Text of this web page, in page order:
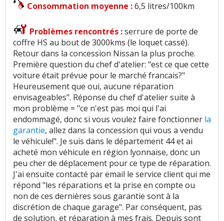
Consommation moyenne :6,5 litres/100km
Problèmes rencontrés :serrure de porte de
coffre HS au bout de 3000kms (le loquet cassé).
Retour dans la concession Nissan la plus proche.
Première question du chef d'atelier: "est ce que cette
voiture était prévue pour le marché francais?"
Heureusement que oui, aucune réparation
envisageables". Réponse du chef d'atelier suite à
mon problème = "ce n'est pas moi qui l'ai
endommagé, donc si vous voulez faire fonctionner la
garantie, allez dans la concession qui vous a vendu
le véhicule!". Je suis dans le département 44 et ai
acheté mon véhicule en région lyonnaise, donc un
peu cher de déplacement pour ce type de réparation.
J'ai ensuite contacté par email le service client qui me
répond "les réparations et la prise en compte ou
non de ces dernières sous garantie sont à la
discrétion de chaque garage". Par conséquent, pas
de solution, et réparation à mes frais. Depuis sont